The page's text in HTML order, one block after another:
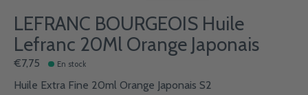
LEFRANC BOURGEOIS Huile
Lefranc 20Ml Orange Japonais
€7,75 En stock
Huile Extra Fine 20ml Orange Japonais S2